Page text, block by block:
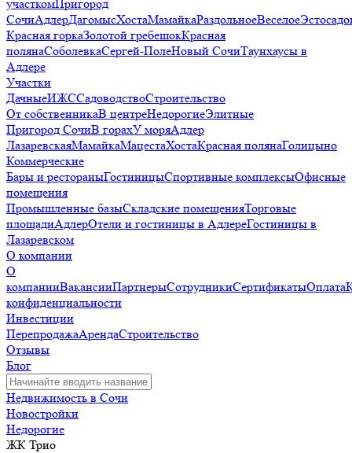
участкомПригород
СочиАдлерДагомысХостаМамайкаРаздольноеВеселое
Красная горкаЗолотой гребешокКрасная
полянаСоболевкаСергей-ПолеНовый СочиТаунхаусы в
Адлере
Участки
ДачныеИЖССадоводствоСтроительство
От собственникаВ центреНедорогиеЭлитные
Пригород СочиВ горахУ моряАдлер
ЛазаревскаяМамайкаМацестаХостаКрасная полянаГолицыно
Коммерческие
Бары и рестораныГостиницыСпортивные комплексыОфисные
помещения
Промышленные базыСкладские помещенияТорговые
площадиАдлерОтели и гостиницы в АдлереГостиницы в
Лазаревском
О компании
О
компанииВакансииПартнерыСотрудникиСертификатыОплата
конфиденциальности
Инвестиции
ПерепродажаАрендаСтроительство
Отзывы
Блог
Недвижимость в Сочи
Новостройки
Недорогие
ЖК Трио